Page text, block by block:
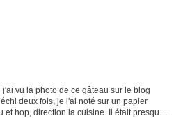
vu la photo de ce gâteau sur le blog
deux fois, je l'ai noté sur un papier
hop, direction la cuisine. Il était presque 9